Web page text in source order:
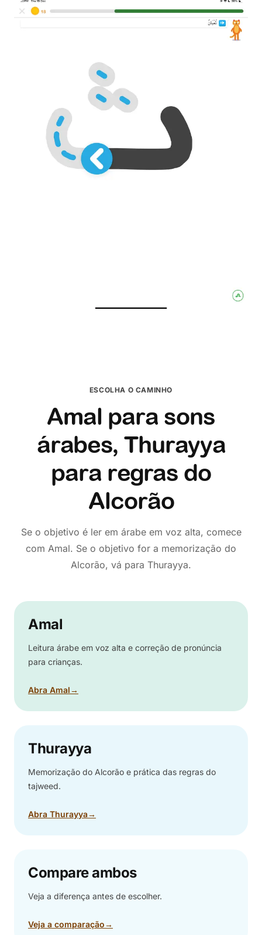
ESCOLHA O CAMINHO
Amal para sons
árabes, Thurayya
para regras do
Alcorão
Se o objetivo é ler em árabe em voz alta, comece
com Amal. Se o objetivo for a memorização do
Alcorão, vá para Thurayya.
Amal
Leitura árabe em voz alta e correção de pronúncia
para crianças.
Abra Amal→
Thurayya
Memorização do Alcorão e prática das regras do
tajweed.
Abra Thurayya→
Compare ambos
Veja a diferença antes de escolher.
Veja a comparação→